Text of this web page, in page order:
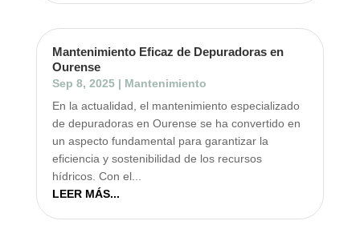
Mantenimiento Eficaz de Depuradoras en
Ourense
Sep 8, 2025| Mantenimiento
En la actualidad, el mantenimiento especializado
de depuradoras en Ourense se ha convertido en
un aspecto fundamental para garantizar la
eficiencia y sostenibilidad de los recursos
hídricos. Con el...
LEER MÁS...